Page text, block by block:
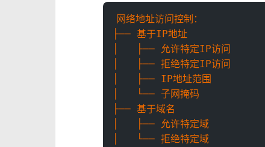
网络地址访问控制：
├── 基于IP地址
│   ├── 允许特定IP访问
│   ├── 拒绝特定IP访问
│   ├── IP地址范围
│   └── 子网掩码
├── 基于域名
│   ├── 允许特定域
│   └── 拒绝特定域